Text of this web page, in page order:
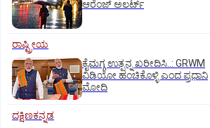
ಆರೆಂಜ್‌ ಅಲರ್ಟ್
ರಾಷ್ಟ್ರೀಯ
ಕೈಮಗ್ಗ ಉತ್ಪನ್ನ ಖರೀದಿಸಿ..: GRWM
ವಿಡಿಯೋ ಹಂಚಿಕೊಳ್ಳಿ ಎಂದ ಪ್ರಧಾನಿ
ಮೋದಿ
ದಕ್ಷಿಣಕನ್ನಡ